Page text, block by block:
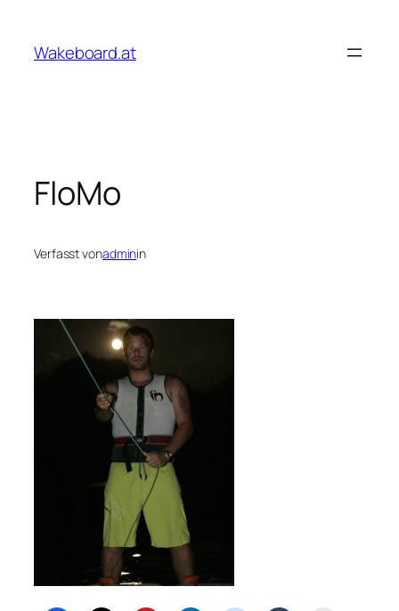
springen
Wakeboard.at
FloMo
Verfasst vonadminin